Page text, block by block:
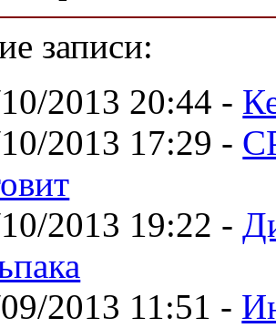
записи:
2013 20:44 -
2013 17:29 -
2013 19:22 -
2013 11:51 -